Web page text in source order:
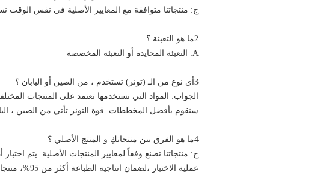
ج: منتجاتنا متوافقة مع المعايير الأصلية في نفس
2ما هو التعبئة ؟
A: التعبئة المحايدة أو التعبئة المخصصة
3أي نوع من الـ (تونر) تستخدم ، من الصين أو اليابان ؟
الجواب: المواد التي نستخدمها تعتمد على المنتجات
سنقوم بأفضل المخططات. قوة التونر تأتي من الصين ،
4ما هو الفرق بين منتجاتكِ و المنتج الأصلي ؟
ج: منتجاتنا تصنع وفقاً لمعايير المنتجات الأصلية. يتم
عملية الاختبار ،لضمان انتاجية الطباعة أكثر من 95%، منتجاتنا يمكن مقارنتها بالكامل مع الأصلية.